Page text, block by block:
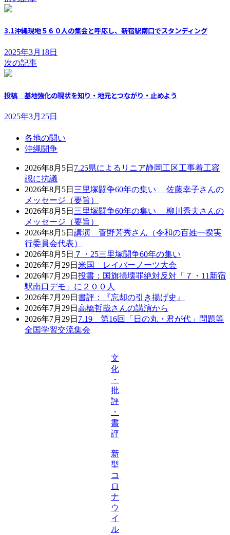
3.1沖縄現地５６０人の集会と呼応し、新宿駅南口でスタンディング
2025年3月18日
次の記事
投稿 基地強化の現状を知り・地元とつながり・止めよう
2025年3月25日
各地の闘い
沖縄闘争
2026年8月5日 7.25県によるリニア静岡工区工事着工容
認に抗議
2026年8月5日 三里塚闘争60年の集い 佐藤幸子さんの
メッセージ（要旨）
2026年8月5日 三里塚闘争60年の集い 柳川秀夫さんの
メッセージ（要旨）
2026年8月5日 講演 菅野芳秀さん（令和の百姓一揆実
行委員会代表）
2026年8月5日 ７・25三里塚闘争60年の集い
2026年7月29日 米国 レイバーノーツ大会
2026年7月29日 投書：国旗損壊罪絶対反対「７・11新宿
駅南口デモ」に２００人
2026年7月29日 書評：『忘却の引き揚げ史』
2026年7月29日 高橋哲哉さんの講演から
2026年7月29日 7.19 第16回「日の丸・君が代」問題等
全国学習交流集会
文
化
・
批
評
・
書
評
新
型
コ
ロ
ナ
ウ
イ
ル